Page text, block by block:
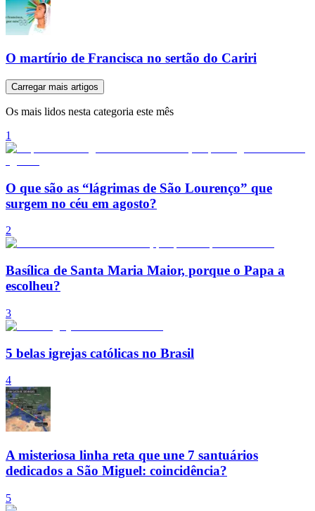
O martírio de Francisca no sertão do Cariri
Carregar mais artigos
Os mais lidos nesta categoria este mês
1
O que são as “lágrimas de São Lourenço” que
surgem no céu em agosto?
2
Basílica de Santa Maria Maior, porque o Papa a
escolheu?
3
5 belas igrejas católicas no Brasil
4
A misteriosa linha reta que une 7 santuários
dedicados a São Miguel: coincidência?
5